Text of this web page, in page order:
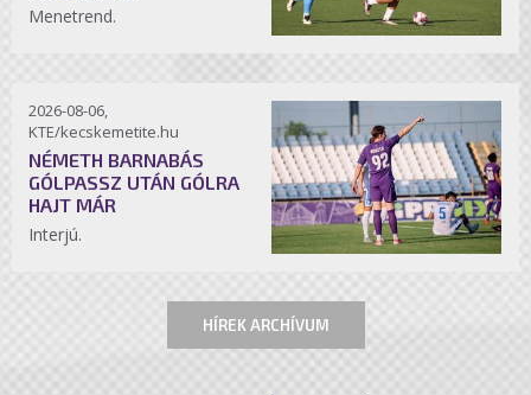
Menetrend.
2026-08-06,
KTE/kecskemetite.hu
NÉMETH BARNABÁS
GÓLPASSZ UTÁN GÓLRA
HAJT MÁR
Interjú.
HÍREK ARCHÍVUM